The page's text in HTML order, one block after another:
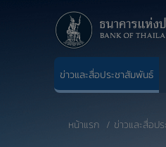
ข่าวและสื่อประชาสัมพันธ์
หน้าแรก ข่าวและสื่อป